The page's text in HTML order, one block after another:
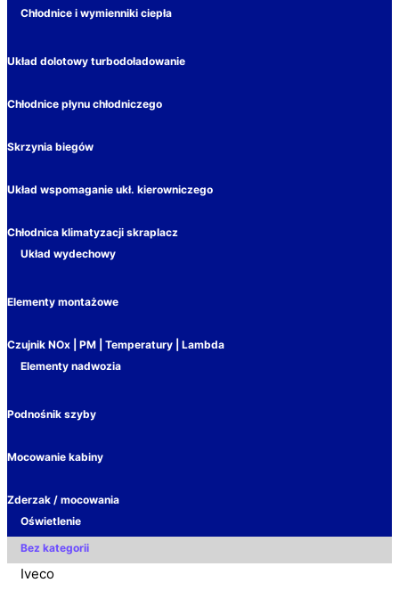
Chłodnice i wymienniki ciepła
Układ dolotowy turbodoładowanie
Chłodnice płynu chłodniczego
Skrzynia biegów
Układ wspomaganie ukł. kierowniczego
Chłodnica klimatyzacji skraplacz
Układ wydechowy
Elementy montażowe
Czujnik NOx | PM | Temperatury | Lambda
Elementy nadwozia
Podnośnik szyby
Mocowanie kabiny
Zderzak / mocowania
Oświetlenie
Bez kategorii
Iveco